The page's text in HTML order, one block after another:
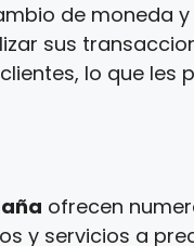
de moneda
sus
lo que les
ofrecen
y servicios a